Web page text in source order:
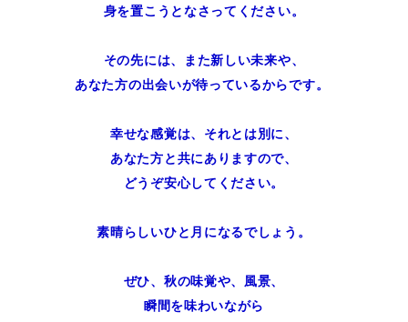
身を置こうとなさってください。
その先には、また新しい未来や、
あなた方の出会いが待っているからです。
幸せな感覚は、それとは別に、
あなた方と共にありますので、
どうぞ安心してください。
素晴らしいひと月になるでしょう。
ぜひ、秋の味覚や、風景、
瞬間を味わいながら